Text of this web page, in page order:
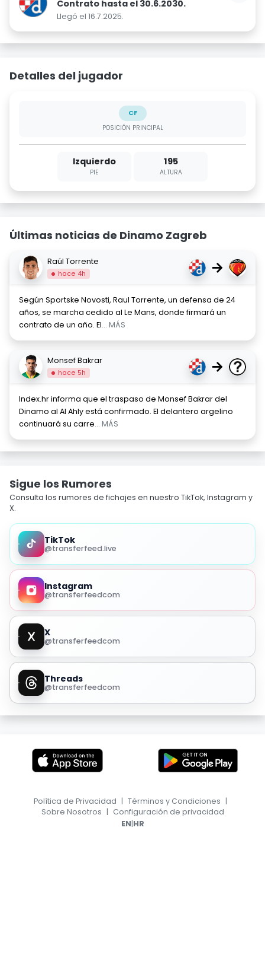
Contrato hasta el 30.6.2030.
Llegó el 16.7.2025.
Detalles del jugador
CF
POSICIÓN PRINCIPAL
Izquierdo
PIE
195
ALTURA
Últimas noticias de Dinamo Zagreb
Raúl Torrente
hace 4h →
Según Sportske Novosti, Raul Torrente, un defensa de 24
años, se marcha cedido al Le Mans, donde firmará un
contrato de un año. El... MÁS
Monsef Bakrar
hace 5h →
Index.hr informa que el traspaso de Monsef Bakrar del
Dinamo al Al Ahly está confirmado. El delantero argelino
continuará su carre... MÁS
Sigue los Rumores
Consulta los rumores de fichajes en nuestro TikTok, Instagram y
X.
TikTok
@transferfeed.live
Instagram
@transferfeedcom
X
@transferfeedcom
Threads
@transferfeedcom
Política de Privacidad | Términos y Condiciones |
Sobre Nosotros | Configuración de privacidad
EN|HR